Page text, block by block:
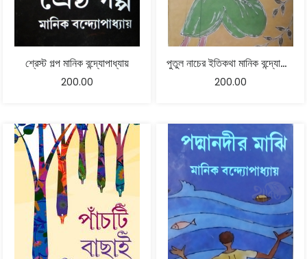
শ্রেস্ট গল্প মানিক বন্দ্যোপাধ্যায়
200.00
পুতুল নাচের ইতিকথা মানিক বন্দ্যোপাধ্যায়
200.00